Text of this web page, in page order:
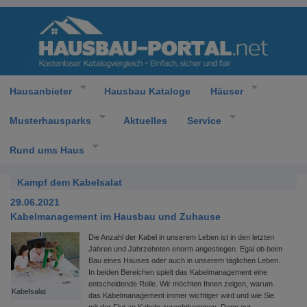
Hausanbieter Hausbau Kataloge Häuser
Musterhausparks Aktuelles Service
Rund ums Haus
Kampf dem Kabelsalat
29.06.2021
Kabelmanagement im Hausbau und Zuhause
Kabelsalat
Die Anzahl der Kabel in unserem Leben ist in den letzten
Jahren und Jahrzehnten enorm angestiegen. Egal ob beim
Bau eines Hauses oder auch in unserem täglichen Leben.
In beiden Bereichen spielt das Kabelmanagement eine
entscheidende Rolle. Wir möchten Ihnen zeigen, warum
das Kabelmanagement immer wichtiger wird und wie Sie